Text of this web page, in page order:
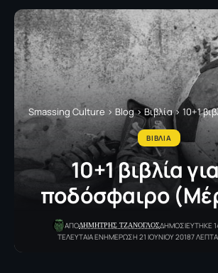
Smassing Culture > Blog> Βιβλία> 10+1 βιβλία
ΒΙΒΛΙΑ
10+1 βιβλία
ποδόσφαιρο
ΑΠΟΔΗΜΗΤΡΗΣ ΤΖΑΝΟΓΛΟΣΔΗΜΟΣΙΕΥΤΗΚΕ
ΤΕΛΕΥΤΑΙΑ ΕΝΗΜΕΡΩΣΗ 21 ΙΟΥΝΙΟΥ 20187